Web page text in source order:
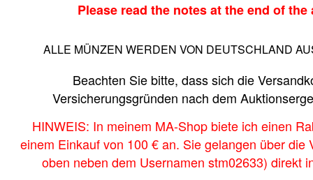
Please read the notes at the end of
ALLE MÜNZEN WERDEN VON DEUTSCHLAND
Beachten Sie bitte, dass sich die
Versicherungsgründen nach dem
HINWEIS: In meinem MA-Shop biete ich einen
einem Einkauf von 100 € an. Sie gelangen über die
oben neben dem Usernamen stm02633) direkt